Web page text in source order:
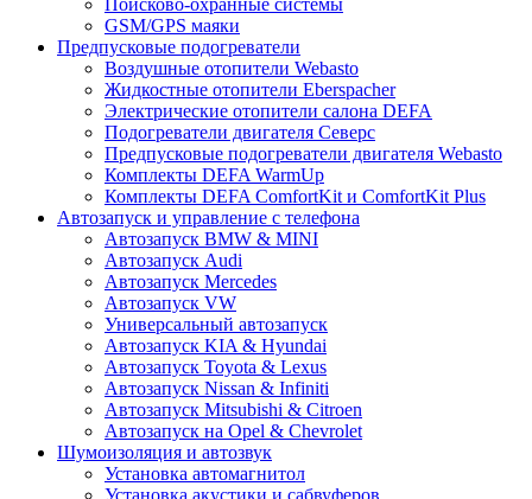
GSM/GPS маяки
Предпусковые подогреватели
Воздушные отопители Webasto
Жидкостные отопители Eberspacher
Электрические отопители салона DEFA
Подогреватели двигателя Северс
Предпусковые подогреватели двигателя Webasto
Комплекты DEFA WarmUp
Комплекты DEFA ComfortKit и ComfortKit Plus
Автозапуск и управление с телефона
Автозапуск BMW & MINI
Автозапуск Audi
Автозапуск Mercedes
Автозапуск VW
Универсальный автозапуск
Автозапуск KIA & Hyundai
Автозапуск Toyota & Lexus
Автозапуск Nissan & Infiniti
Автозапуск Mitsubishi & Citroen
Автозапуск на Opel & Chevrolet
Шумоизоляция и автозвук
Установка автомагнитол
Установка акустики и сабвуферов